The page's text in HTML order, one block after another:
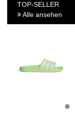
TOP-SELLER
Alle ansehen